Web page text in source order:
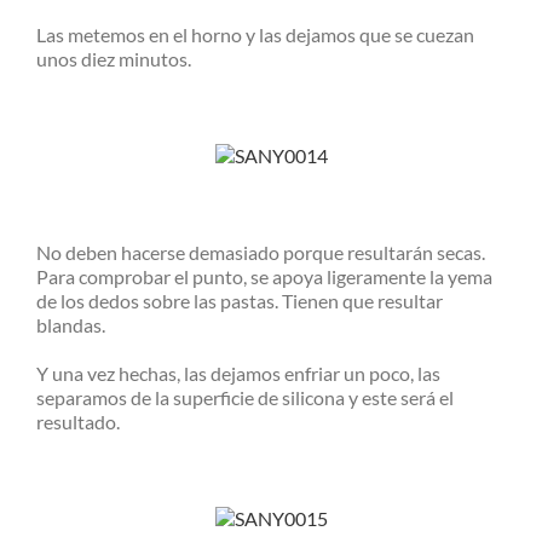
Las metemos en el horno y las dejamos que se cuezan
unos diez minutos.
No deben hacerse demasiado porque resultarán secas.
Para comprobar el punto, se apoya ligeramente la yema
de los dedos sobre las pastas. Tienen que resultar
blandas.
Y una vez hechas, las dejamos enfriar un poco, las
separamos de la superficie de silicona y este será el
resultado.